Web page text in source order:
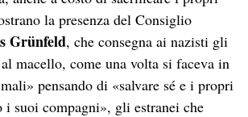
la presenza del Consiglio
Grünfeld, che consegna ai nazisti gli
macello, come una volta si faceva in
pensando di «salvare sé e i propri
suoi compagni», gli estranei che